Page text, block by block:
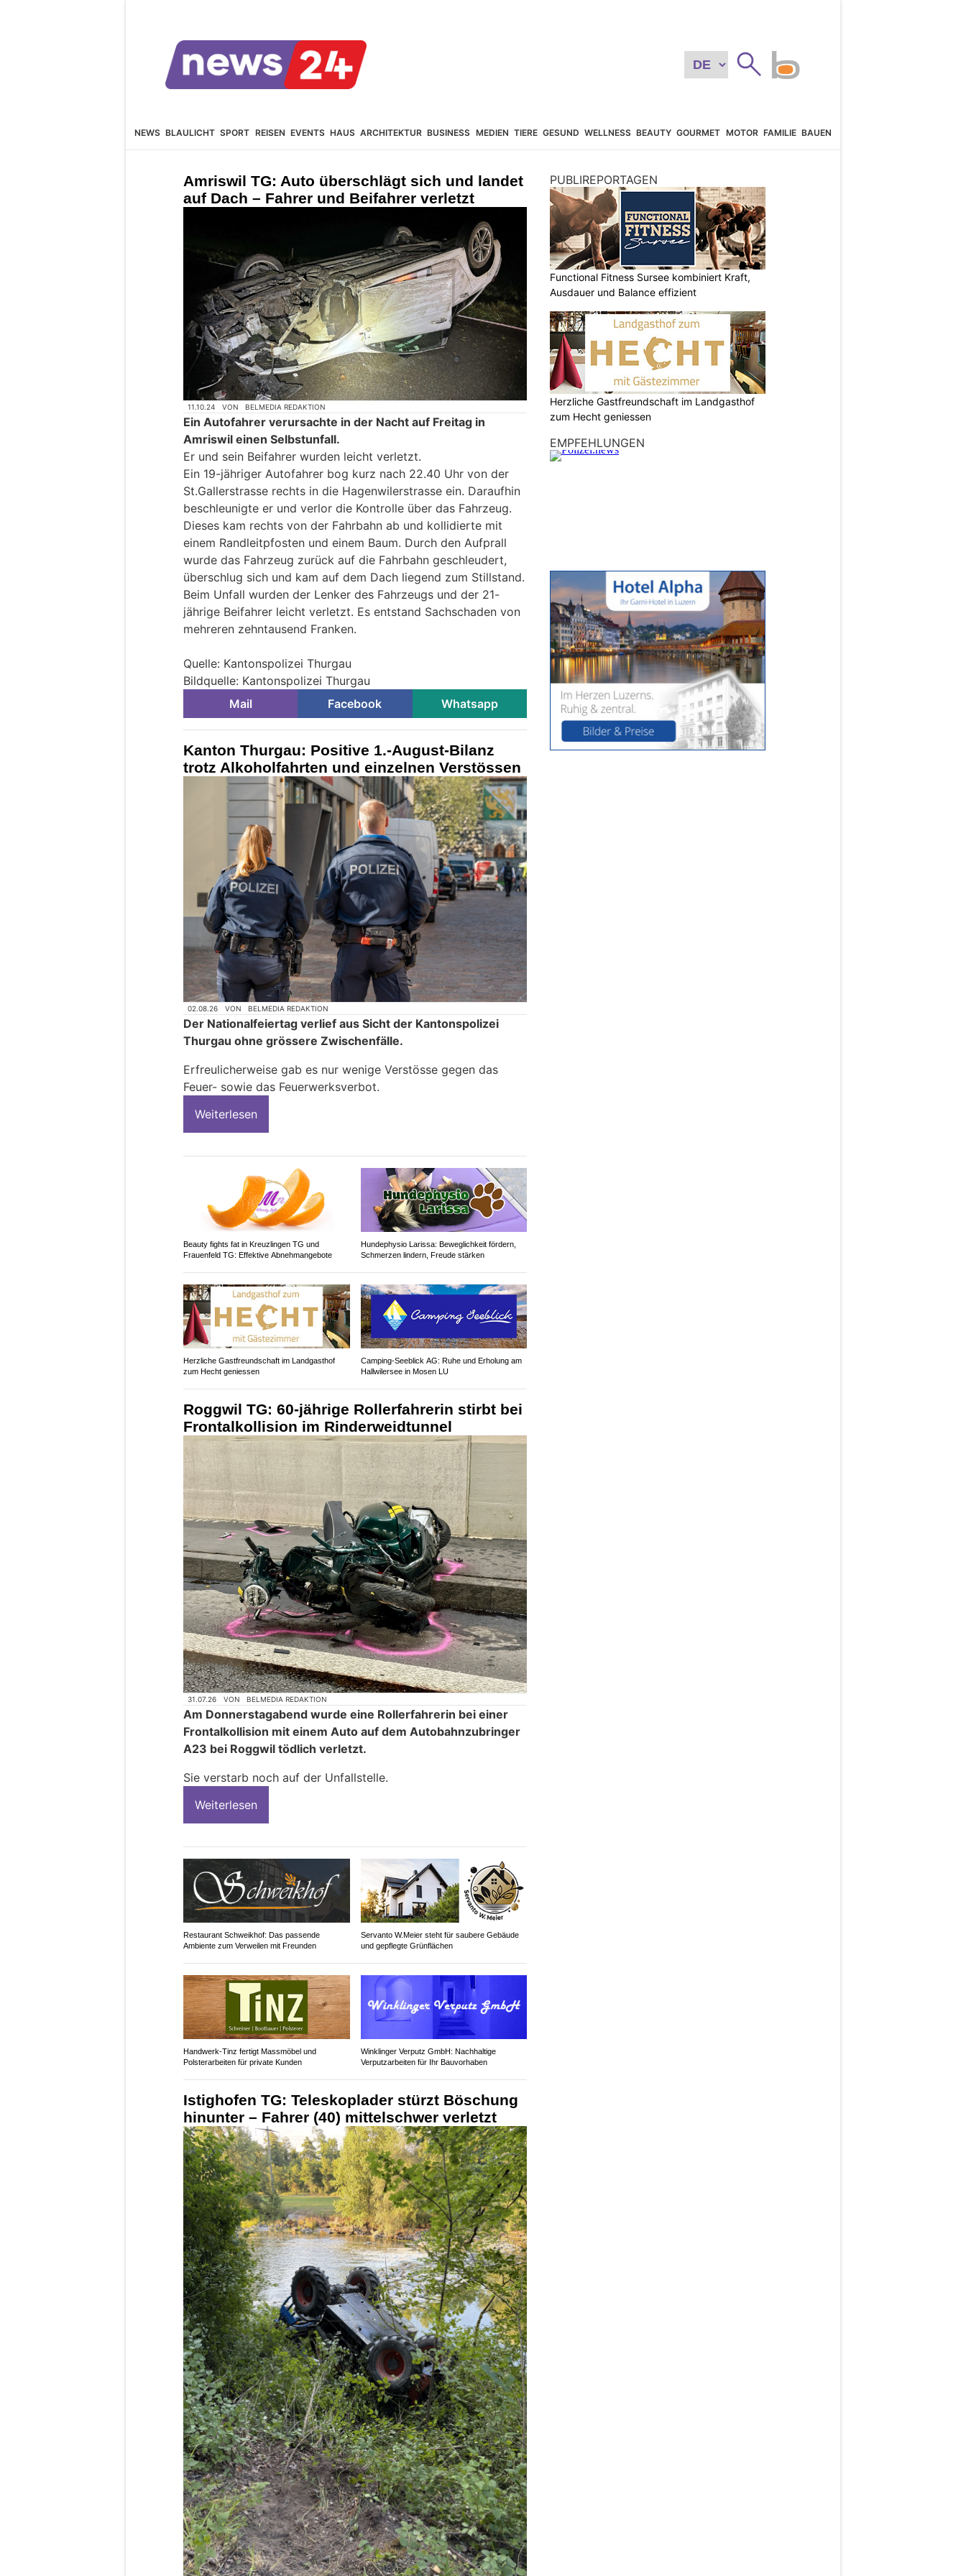
NEWS BLAULICHT SPORT REISEN EVENTS HAUS ARCHITEKTUR BUSINESS MEDIEN TIERE GESUND WELLNESS BEAUTY GOURMET MOTOR FAMILIE BAUEN
Amriswil TG: Auto überschlägt sich und landet
auf Dach – Fahrer und Beifahrer verletzt
11.10.24 VON BELMEDIA REDAKTION
Ein Autofahrer verursachte in der Nacht auf Freitag in
Amriswil einen Selbstunfall.
Er und sein Beifahrer wurden leicht verletzt.
Ein 19-jähriger Autofahrer bog kurz nach 22.40 Uhr von der
St.Gallerstrasse rechts in die Hagenwilerstrasse ein. Daraufhin
beschleunigte er und verlor die Kontrolle über das Fahrzeug.
Dieses kam rechts von der Fahrbahn ab und kollidierte mit
einem Randleitpfosten und einem Baum. Durch den Aufprall
wurde das Fahrzeug zurück auf die Fahrbahn geschleudert,
überschlug sich und kam auf dem Dach liegend zum Stillstand.
Beim Unfall wurden der Lenker des Fahrzeugs und der 21-
jährige Beifahrer leicht verletzt. Es entstand Sachschaden von
mehreren zehntausend Franken.
Quelle: Kantonspolizei Thurgau
Bildquelle: Kantonspolizei Thurgau
Mail
Facebook Whatsapp
Kanton Thurgau: Positive 1.-August-Bilanz
trotz Alkoholfahrten und einzelnen Verstössen
02.08.26 VON BELMEDIA REDAKTION
Der Nationalfeiertag verlief aus Sicht der Kantonspolizei
Thurgau ohne grössere Zwischenfälle.
Erfreulicherweise gab es nur wenige Verstösse gegen das
Feuer- sowie das Feuerwerksverbot.
Weiterlesen
Beauty fights fat in Kreuzlingen TG und
Frauenfeld TG: Effektive Abnehmangebote
Hundephysio Larissa: Beweglichkeit fördern,
Schmerzen lindern, Freude stärken
Herzliche Gastfreundschaft im Landgasthof
zum Hecht geniessen
Camping-Seeblick AG: Ruhe und Erholung am
Hallwilersee in Mosen LU
Roggwil TG: 60-jährige Rollerfahrerin stirbt bei
Frontalkollision im Rinderweidtunnel
31.07.26 VON BELMEDIA REDAKTION
Am Donnerstagabend wurde eine Rollerfahrerin bei einer
Frontalkollision mit einem Auto auf dem Autobahnzubringer
A23 bei Roggwil tödlich verletzt.
Sie verstarb noch auf der Unfallstelle.
Weiterlesen
Restaurant Schweikhof: Das passende
Ambiente zum Verweilen mit Freunden
Servanto W.Meier steht für saubere Gebäude
und gepflegte Grünflächen
Handwerk-Tinz fertigt Massmöbel und
Polsterarbeiten für private Kunden
Winklinger Verputz GmbH: Nachhaltige
Verputzarbeiten für Ihr Bauvorhaben
Istighofen TG: Teleskoplader stürzt Böschung
hinunter – Fahrer (40) mittelschwer verletzt
PUBLIREPORTAGEN
Functional Fitness Sursee kombiniert Kraft,
Ausdauer und Balance effizient
Herzliche Gastfreundschaft im Landgasthof
zum Hecht geniessen
EMPFEHLUNGEN